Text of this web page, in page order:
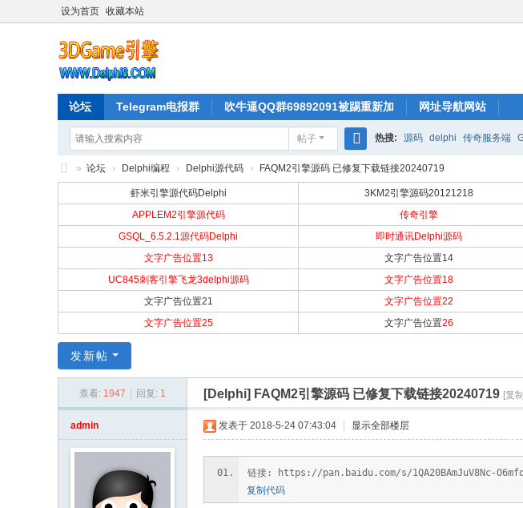
设为首页 收藏本站
论坛 Telegram电报群 吹牛逼QQ群69892091被踢重新加 网址导航网站
帖子
搜
索
热搜: 源码 delphi 传奇服务端
码
» 论坛 › Delphi编程 › Delphi源代码 › FAQM2引擎源码 已修复下载链接20240719
虾米引擎源代码Delphi 3KM2引擎源码20121218
APPLEM2引擎源代码
传奇引擎
GSQL_6.5.2.1源代码Delphi
即时通讯Delphi源码
文字广告位置13
文字广告位置14
UC845刺客引擎飞龙3delphi源码
文字广告位置18
文字广告位置21
文字广告位置22
文字广告位置25
文字广告位置26
发新帖
查看: 1947 回复: 1 [Delphi] FAQM2引擎源码 已修复下载链接20240719 [复
admin 发表于 2018-5-24 07:43:04 显示全部楼层
链接: https://pan.baidu.com/s/1QA20BAmJuV8Nc-
复制代码